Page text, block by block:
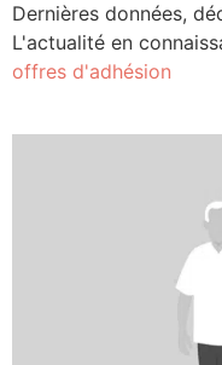
Dernières données,
L'actualité en
offres d'adhésion